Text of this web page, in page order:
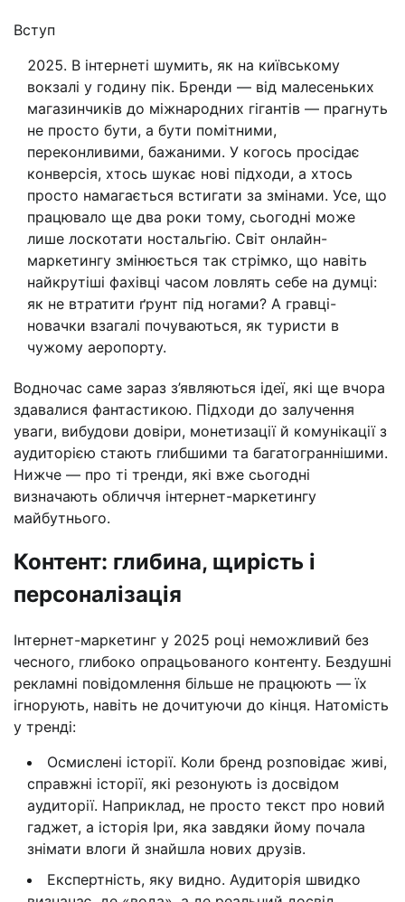
Вступ
В інтернеті шумить, як на київському
вокзалі у годину пік. Бренди — від малесеньких
магазинчиків до міжнародних гігантів — прагнуть
не просто бути, а бути помітними,
переконливими, бажаними. У когось просідає
конверсія, хтось шукає нові підходи, а хтось
просто намагається встигати за змінами. Усе, що
працювало ще два роки тому, сьогодні може
лише лоскотати ностальгію. Світ онлайн-
маркетингу змінюється так стрімко, що навіть
найкрутіші фахівці часом ловлять себе на думці:
як не втратити ґрунт під ногами? А гравці-
новачки взагалі почуваються, як туристи в
чужому аеропорту.
Водночас саме зараз з’являються ідеї, які ще вчора
здавалися фантастикою. Підходи до залучення
уваги, вибудови довіри, монетизації й комунікації з
аудиторією стають глибшими та багатограннішими.
Нижче — про ті тренди, які вже сьогодні
визначають обличчя інтернет-маркетингу
майбутнього.
Контент: глибина, щирість і
персоналізація
Інтернет-маркетинг у 2025 році неможливий без
чесного, глибоко опрацьованого контенту. Бездушні
рекламні повідомлення більше не працюють — їх
ігнорують, навіть не дочитуючи до кінця. Натомість
у тренді:
Осмислені історії. Коли бренд розповідає живі,
справжні історії, які резонують із досвідом
аудиторії. Наприклад, не просто текст про новий
гаджет, а історія Іри, яка завдяки йому почала
знімати влоги й знайшла нових друзів.
Експертність, яку видно. Аудиторія швидко